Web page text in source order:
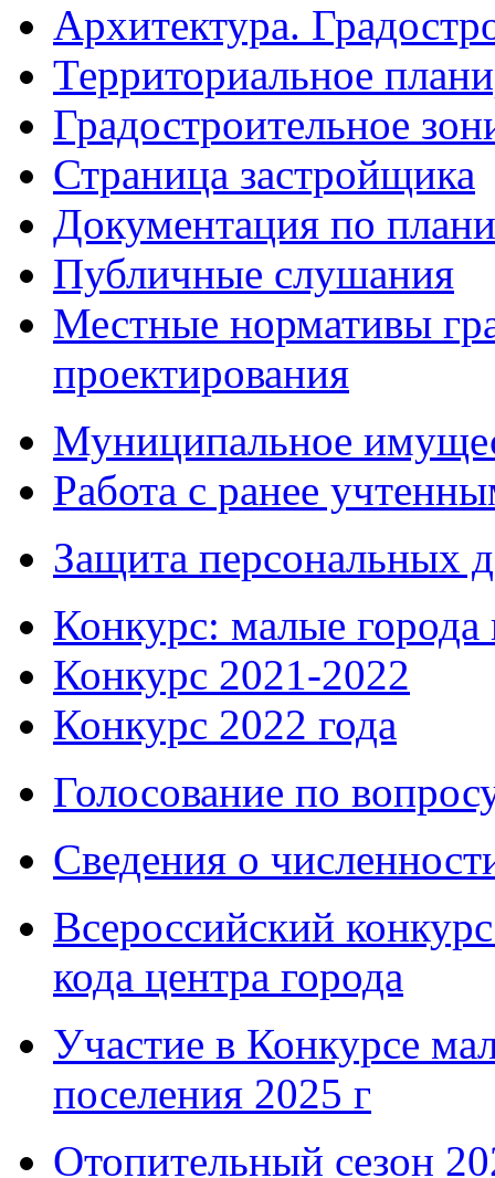
Архитектура.
Территориальное
Градостроительное
Страница застройщика
Документация по
Публичные слушания
Местные нормативы
проектирования
Муниципальное
Работа с ранее
Защита персональных
Конкурс: малые города
Конкурс 2021-2022
Конкурс 2022 года
Голосование по
Сведения о
Всероссийский
кода центра города
Участие в Конкурсе
поселения 2025 г
Отопительный сезон